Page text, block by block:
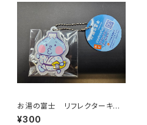
お湯の富士 リフレクターキー
ホルダー（江戸川区浴場組合）
¥300